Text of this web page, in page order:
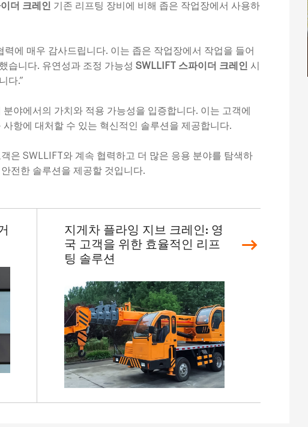
더 크레인 기존 리프팅 장비에 비해 좁은 작업장에서 사용하
에 매우 감사드립니다. 이는 좁은 작업장에서 작업을 들어
습니다. 유연성과 조정 가능성SWLLIFT 스파이더 크레인 시
다.”
야에서의 가치와 적용 가능성을 입증합니다. 이는 고객에
항에 대처할 수 있는 혁신적인 솔루션을 제공합니다.
은 SWLLIFT와 계속 협력하고 더 많은 응용 분야를 탐색하
전한 솔루션을 제공할 것입니다.
지게차 플라잉 지브 크레인: 영
국 고객을 위한 효율적인 리프
팅 솔루션